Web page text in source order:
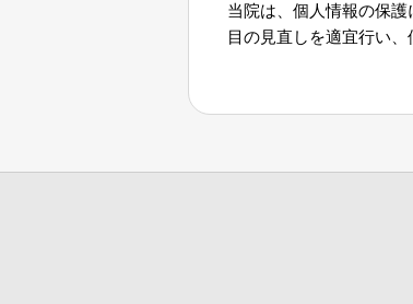
当院は、個人情報の保
目の見直しを適宜行い